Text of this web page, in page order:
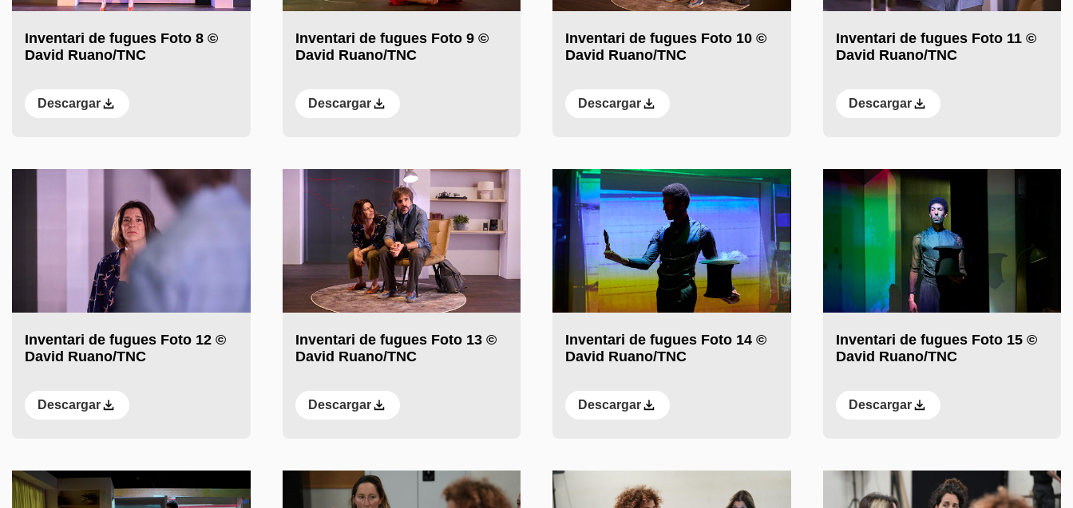
Inventari de fugues Foto 8 ©
David Ruano/TNC
Descargar
Inventari de fugues Foto 9 ©
David Ruano/TNC
Descargar
Inventari de fugues Foto 10 ©
David Ruano/TNC
Descargar
Inventari de fugues Foto 11 ©
David Ruano/TNC
Descargar
Inventari de fugues Foto 12 ©
David Ruano/TNC
Descargar
Inventari de fugues Foto 13 ©
David Ruano/TNC
Descargar
Inventari de fugues Foto 14 ©
David Ruano/TNC
Descargar
Inventari de fugues Foto 15 ©
David Ruano/TNC
Descargar